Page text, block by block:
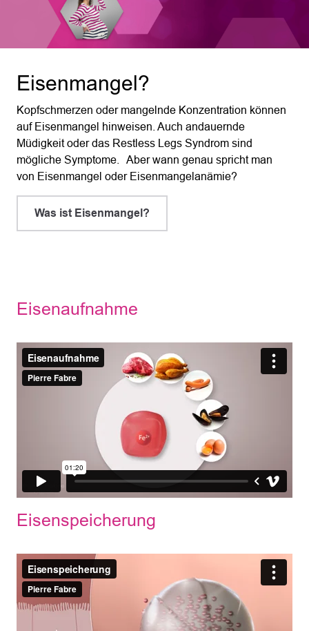
Eisenmangel?
Kopfschmerzen oder mangelnde Konzentration können
auf Eisenmangel hinweisen. Auch andauernde
Müdigkeit oder das Restless Legs Syndrom sind
mögliche Symptome. Aber wann genau spricht man
von Eisenmangel oder Eisenmangelanämie?
Was ist Eisenmangel?
Eisenaufnahme
Eisenspeicherung